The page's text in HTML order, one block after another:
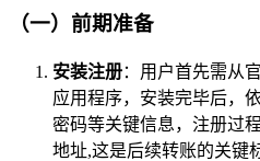
（一）前期准备
安装注册：用户首先需从
应用程序，安装完毕后，
密码等关键信息，注册过
地址,这是后续转账的关键